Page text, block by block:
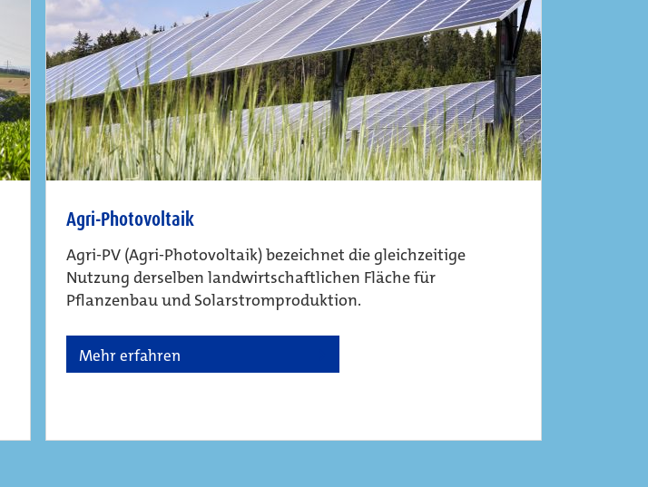
Agri-Photovoltaik
Agri-PV (Agri-Photovoltaik) bezeichnet die gleichzeitige
Nutzung derselben landwirtschaftlichen Fläche für
Pflanzenbau und Solarstromproduktion.
Mehr erfahren